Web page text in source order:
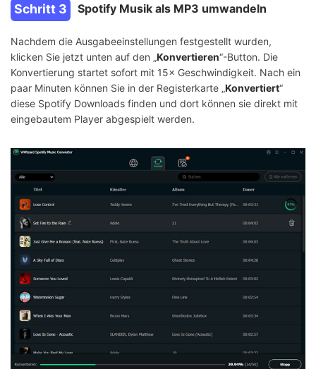
Schritt 3 Spotify Musik als MP3 umwandeln
Nachdem die Ausgabeeinstellungen festgestellt wurden,
klicken Sie jetzt unten auf den „Konvertieren“-Button. Die
Konvertierung startet sofort mit 15× Geschwindigkeit. Nach ein
paar Minuten können Sie in der Registerkarte „Konvertiert“
diese Spotify Downloads finden und dort können sie direkt mit
eingebautem Player abgespielt werden.